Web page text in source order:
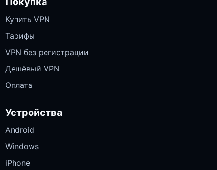
Купить VPN
Тарифы
VPN без регистрации
Дешёвый VPN
Оплата
Устройства
Android
Windows
iPhone